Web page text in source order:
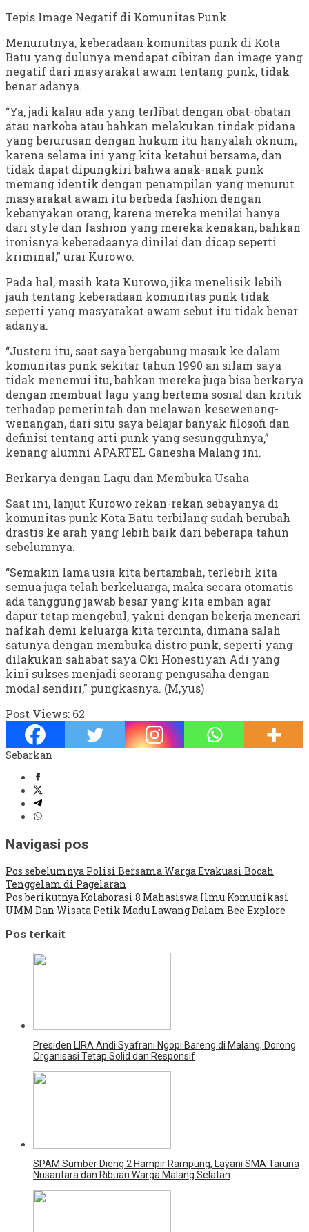
Tepis Image Negatif di Komunitas Punk
Menurutnya, keberadaan komunitas punk di Kota
Batu yang dulunya mendapat cibiran dan image yang
negatif dari masyarakat awam tentang punk, tidak
benar adanya.
“Ya, jadi kalau ada yang terlibat dengan obat-obatan
atau narkoba atau bahkan melakukan tindak pidana
yang berurusan dengan hukum itu hanyalah oknum,
karena selama ini yang kita ketahui bersama, dan
tidak dapat dipungkiri bahwa anak-anak punk
memang identik dengan penampilan yang menurut
masyarakat awam itu berbeda fashion dengan
kebanyakan orang, karena mereka menilai hanya
dari style dan fashion yang mereka kenakan, bahkan
ironisnya keberadaanya dinilai dan dicap seperti
kriminal,” urai Kurowo.
Pada hal, masih kata Kurowo, jika menelisik lebih
jauh tentang keberadaan komunitas punk tidak
seperti yang masyarakat awam sebut itu tidak benar
adanya.
“Justeru itu, saat saya bergabung masuk ke dalam
komunitas punk sekitar tahun 1990 an silam saya
tidak menemui itu, bahkan mereka juga bisa berkarya
dengan membuat lagu yang bertema sosial dan kritik
terhadap pemerintah dan melawan kesewenang-
wenangan, dari situ saya belajar banyak filosofi dan
definisi tentang arti punk yang sesungguhnya,”
kenang alumni APARTEL Ganesha Malang ini.
Berkarya dengan Lagu dan Membuka Usaha
Saat ini, lanjut Kurowo rekan-rekan sebayanya di
komunitas punk Kota Batu terbilang sudah berubah
drastis ke arah yang lebih baik dari beberapa tahun
sebelumnya.
“Semakin lama usia kita bertambah, terlebih kita
semua juga telah berkeluarga, maka secara otomatis
ada tanggung jawab besar yang kita emban agar
dapur tetap mengebul, yakni dengan bekerja mencari
nafkah demi keluarga kita tercinta, dimana salah
satunya dengan membuka distro punk, seperti yang
dilakukan sahabat saya Oki Honestiyan Adi yang
kini sukses menjadi seorang pengusaha dengan
modal sendiri,” pungkasnya. (M,yus)
Post Views: 62
Sebarkan
Navigasi pos
Pos sebelumnya Polisi Bersama Warga Evakuasi Bocah
Tenggelam di Pagelaran
Pos berikutnya Kolaborasi 8 Mahasiswa Ilmu Komunikasi
UMM Dan Wisata Petik Madu Lawang Dalam Bee Explore
Pos terkait
Presiden LIRA Andi Syafrani Ngopi Bareng di Malang, Dorong
Organisasi Tetap Solid dan Responsif
SPAM Sumber Dieng 2 Hampir Rampung, Layani SMA Taruna
Nusantara dan Ribuan Warga Malang Selatan